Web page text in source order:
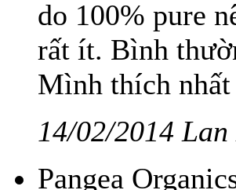
do 100% pure
rất ít. Bình
Mình thích nhất
14/02/2014
Pangea